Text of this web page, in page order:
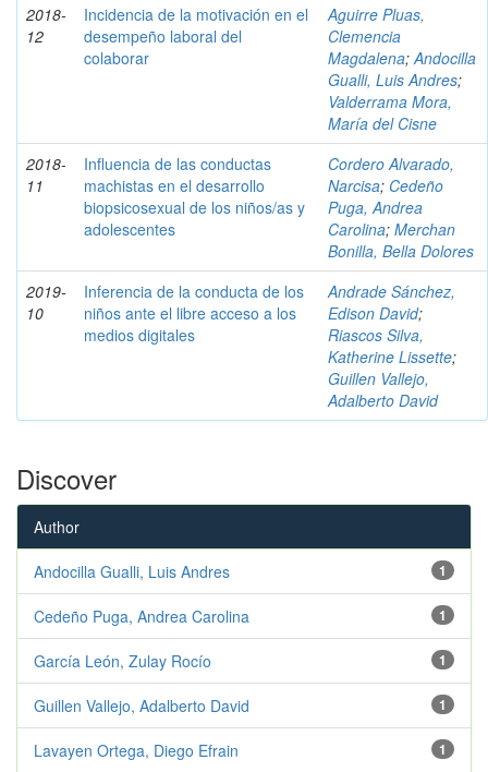
2018-
12
Incidencia de la motivación en el
desempeño laboral del
colaborar
Aguirre Pluas,
Clemencia
Magdalena; Andocilla
Gualli, Luis Andres;
Valderrama Mora,
María del Cisne
2018-
11
Influencia de las conductas
machistas en el desarrollo
biopsicosexual de los niños/as y
adolescentes
Cordero Alvarado,
Narcisa; Cedeño
Puga, Andrea
Carolina; Merchan
Bonilla, Bella Dolores
2019-
10
Inferencia de la conducta de los
niños ante el libre acceso a los
medios digitales
Andrade Sánchez,
Edison David;
Riascos Silva,
Katherine Lissette;
Guillen Vallejo,
Adalberto David
Discover
Author
1
Andocilla Gualli, Luis Andres
1
Cedeño Puga, Andrea Carolina
1
García León, Zulay Rocío
1
Guillen Vallejo, Adalberto David
1
Lavayen Ortega, Diego Efrain